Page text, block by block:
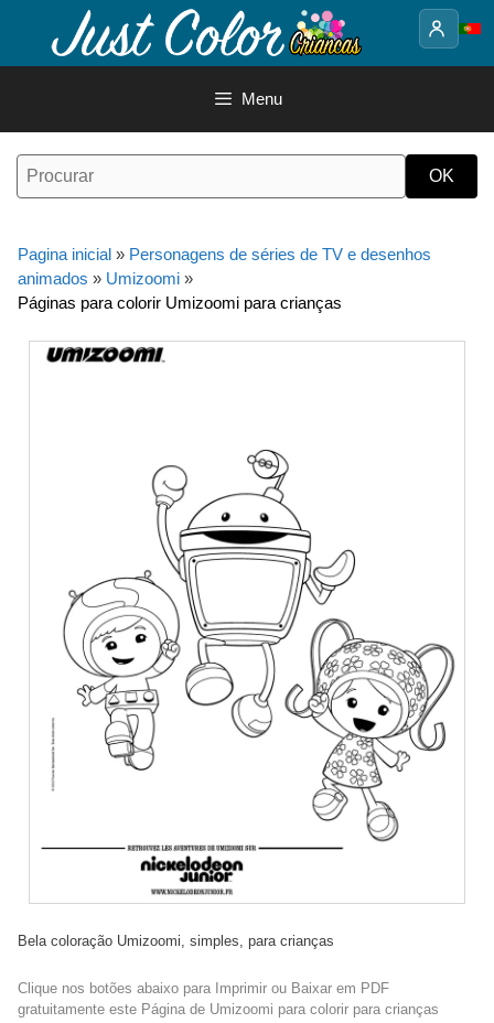
o
Menu
Pagina inicial » Personagens de séries de TV e desenhos
animados » Umizoomi »
Páginas para colorir Umizoomi para crianças
Bela coloração Umizoomi, simples, para crianças
Clique nos botões abaixo para Imprimir ou Baixar em PDF
gratuitamente este Página de Umizoomi para colorir para crianças